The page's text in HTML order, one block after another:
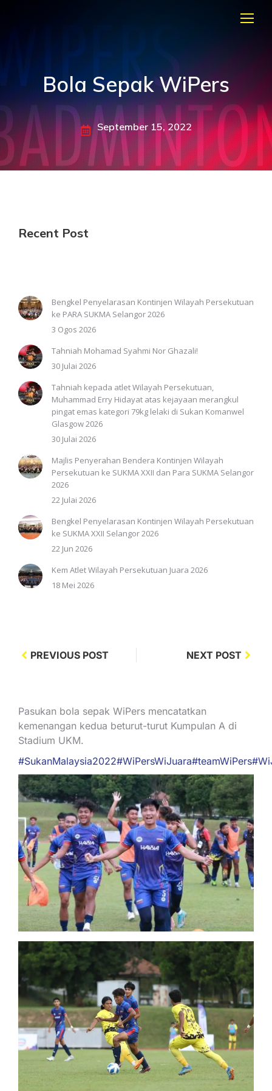
Bola Sepak WiPers
September 15, 2022
Pasukan bola sepak WiPers mencatatkan
kemenangan kedua beturut-turut Kumpulan A di
Stadium UKM.
#SukanMalaysia2022#WiPersWiJuara#teamWiPers
Recent Post
Bengkel Penyelarasan Kontinjen Wilayah Persekutuan
ke PARA SUKMA Selangor 2026
3 Ogos 2026
Tahniah Mohamad Syahmi Nor Ghazali!
30 Julai 2026
Tahniah kepada atlet Wilayah Persekutuan,
Muhammad Erry Hidayat atas kejayaan merangkul
pingat emas kategori 79kg lelaki di Sukan Komanwel
Glasgow 2026
30 Julai 2026
Majlis Penyerahan Bendera Kontinjen Wilayah
Persekutuan ke SUKMA XXII dan Para SUKMA Selangor
2026
22 Julai 2026
Bengkel Penyelarasan Kontinjen Wilayah Persekutuan
ke SUKMA XXII Selangor 2026
22 Jun 2026
Kem Atlet Wilayah Persekutuan Juara 2026
18 Mei 2026
PREVIOUS POST NEXT POST